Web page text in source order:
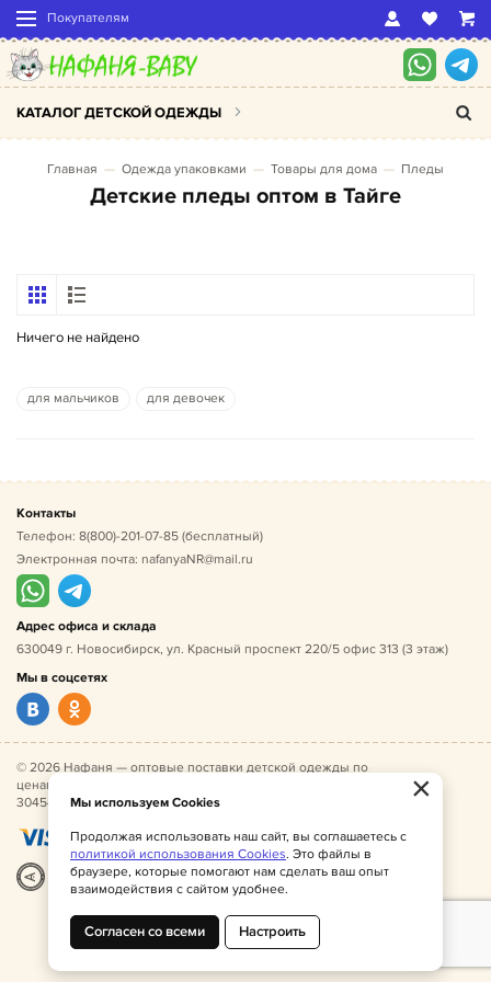
Покупателям
КАТАЛОГ ДЕТСКОЙ ОДЕЖДЫ
Главная Одежда упаковками Товары для дома Пледы
Детские пледы оптом в Тайге
Ничего не найдено
для мальчиков для девочек
Контакты
Телефон: 8(800)-201-07-85 (бесплатный)
Электронная почта: nafanyaNR@mail.ru
Адрес офиса и склада
630049 г. Новосибирск, ул. Красный проспект 220/5 офис 313 (3 этаж)
Мы в соцсетях
© 2026 Нафаня — оптовые поставки детской одежды по
ценам производителя. ИНН 541005493544, ОГРН
304541027500052.
Разработка|Веб-аналитика
×
Мы используем Cookies
Продолжая использовать наш сайт, вы соглашаетесь с
политикой использования Cookies. Это файлы в
браузере, которые помогают нам сделать ваш опыт
взаимодействия с сайтом удобнее.
Согласен со всеми Настроить